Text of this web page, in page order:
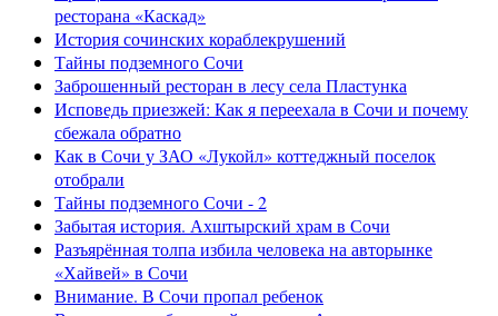
ресторана «Каскад»
История сочинских кораблекрушений
Тайны подземного Сочи
Заброшенный ресторан в лесу села Пластунка
Исповедь приезжей: Как я переехала в Сочи и почему
сбежала обратно
Как в Сочи у ЗАО «Лукойл» коттеджный поселок
отобрали
Тайны подземного Сочи - 2
Забытая история. Ахштырский храм в Сочи
Разъярённая толпа избила человека на авторынке
«Хайвей» в Сочи
Внимание. В Сочи пропал ребенок